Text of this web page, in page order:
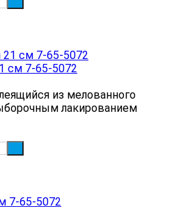
см 7-65-5072
из мелованного
лакированием